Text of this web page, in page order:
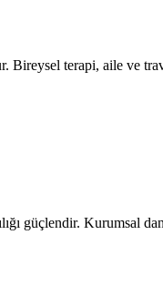
Bireysel terapi, aile ve
güçlendir. Kurumsal